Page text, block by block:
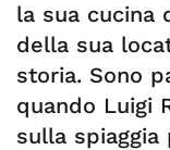
la sua cucina
della sua
storia. Sono
quando Luigi
sulla